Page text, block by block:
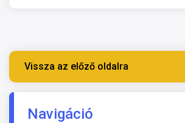
Vissza az előző oldalra
Navigáció